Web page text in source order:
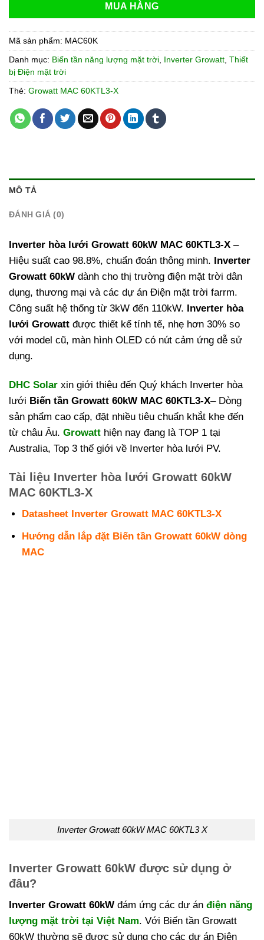
MUA HÀNG
Mã sản phẩm: MAC60K
Danh mục: Biến tần năng lượng mặt trời, Inverter Growatt, Thiết
bị Điện mặt trời
Thẻ: Growatt MAC 60KTL3-X
MÔ TẢ
ĐÁNH GIÁ (0)
Inverter hòa lưới Growatt 60kW MAC 60KTL3-X –
Hiệu suất cao 98.8%, chuẩn đoán thông minh. Inverter
Growatt 60kW dành cho thị trường điện mặt trời dân
dụng, thương mại và các dự án Điện mặt trời farrm.
Công suất hệ thống từ 3kW đến 110kW. Inverter hòa
lưới Growatt được thiết kế tính tế, nhẹ hơn 30% so
với model cũ, màn hình OLED có nút cảm ứng dễ sử
dụng.
DHC Solar xin giới thiệu đến Quý khách Inverter hòa
lưới Biến tần Growatt 60kW MAC 60KTL3-X– Dòng
sản phẩm cao cấp, đặt nhiều tiêu chuẩn khắt khe đến
từ châu Âu. Growatt hiện nay đang là TOP 1 tại
Australia, Top 3 thế giới về Inverter hòa lưới PV.
Tài liệu Inverter hòa lưới Growatt 60kW
MAC 60KTL3-X
Datasheet Inverter Growatt MAC 60KTL3-X
Hướng dẫn lắp đặt Biến tần Growatt 60kW dòng
MAC
Inverter Growatt 60kW MAC 60KTL3 X
Inverter Growatt 60kW được sử dụng ở
đâu?
Inverter Growatt 60kW đám ứng các dự án điện năng
lượng mặt trời tại Việt Nam. Với Biến tần Growatt
60kW thường sẽ được sử dụng cho các dự án Điện